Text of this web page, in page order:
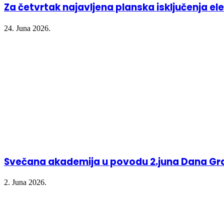
Za četvrtak najavljena planska isključenja
24. Juna 2026.
Svečana akademija u povodu 2.juna Dana
2. Juna 2026.